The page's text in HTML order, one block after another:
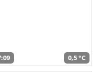
0,5 °C